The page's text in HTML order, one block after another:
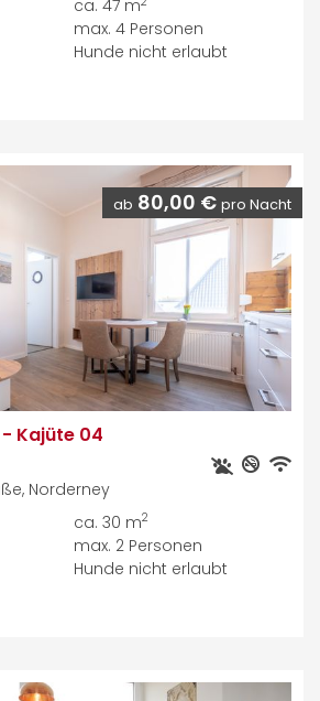
ca. 47 m
max. 4 Personen
Hunde nicht erlaubt
ab 80,00 € pro Nacht
- Kajüte 04
Norderney
ca. 30 m2
max. 2 Personen
Hunde nicht erlaubt